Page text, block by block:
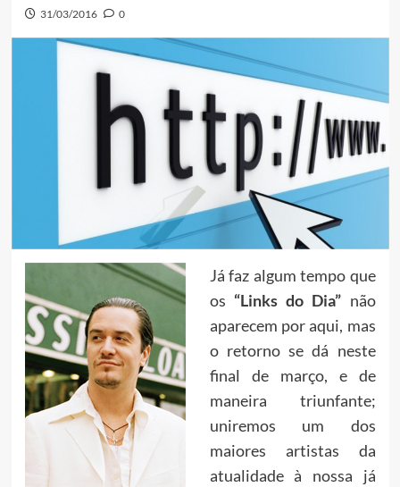
31/03/2016 0
Já faz algum tempo que
os “Links do Dia” não
aparecem por aqui, mas
o retorno se dá neste
final de março, e de
maneira triunfante;
uniremos um dos
maiores artistas da
atualidade à nossa já